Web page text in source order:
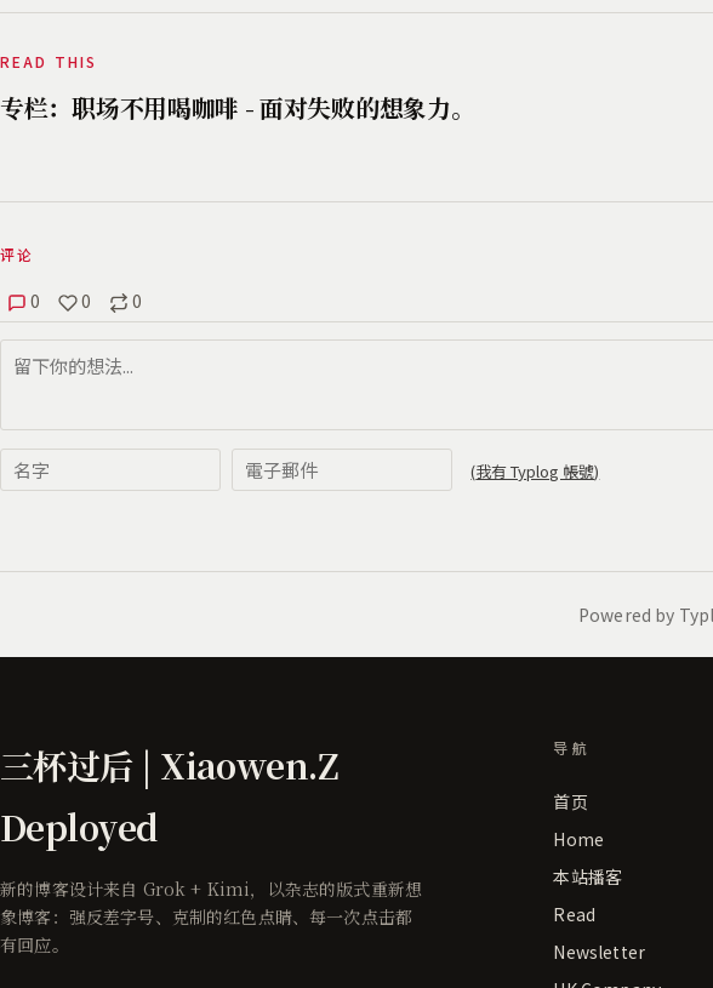
READ THIS
专栏：职场不用喝咖啡 - 面对失败的想象力。
三杯过后 | Xiaowen.Z
Deployed
新的博客设计来自 Grok + Kimi，以杂志的版式重新想
象博客：强反差字号、克制的红色点睛、每一次点击都
有回应。
导航
首页
Home
本站播客
Read
Newsletter